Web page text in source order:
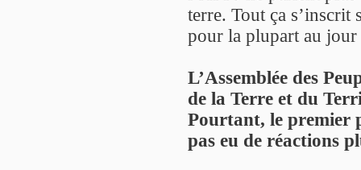
terre. Tout ça s’inscrit
pour la plupart au
L’Assemblée des
de la Terre et du
Pourtant, le premier
pas eu de réactions